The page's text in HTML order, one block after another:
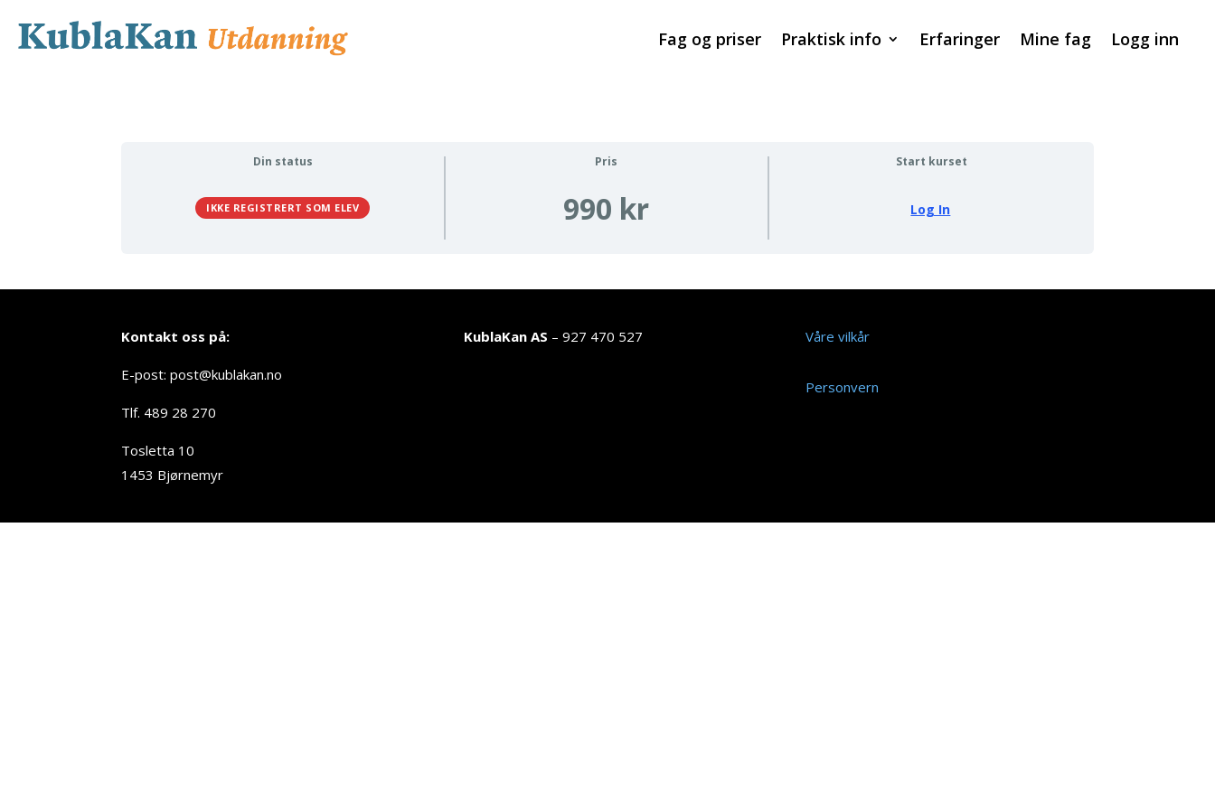
Fag og priser Praktisk info Erfaringer Mine fag Logg inn
Din status
IKKE REGISTRERT SOM ELEV
Pris
990 kr
Start kurset
Log In
Kontakt oss på:
E-post: post@kublakan.no
Tlf. 489 28 270
Tosletta 10
1453 Bjørnemyr
KublaKan AS – 927 470 527 Våre vilkår
Personvern